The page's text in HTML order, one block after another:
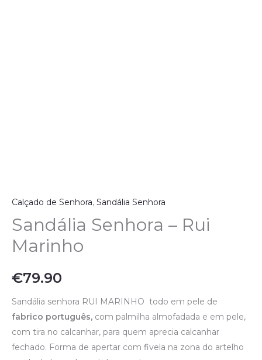
Calçado de Senhora, Sandália Senhora
Sandália Senhora – Rui
Marinho
€79.90
Sandália senhora RUI MARINHO todo em pele de
fabrico português, com palmilha almofadada e em pele,
com tira no calcanhar, para quem aprecia calcanhar
fechado. Forma de apertar com fivela na zona do artelho